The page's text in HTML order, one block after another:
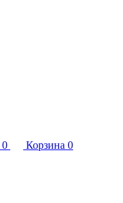
0 Корзина 0